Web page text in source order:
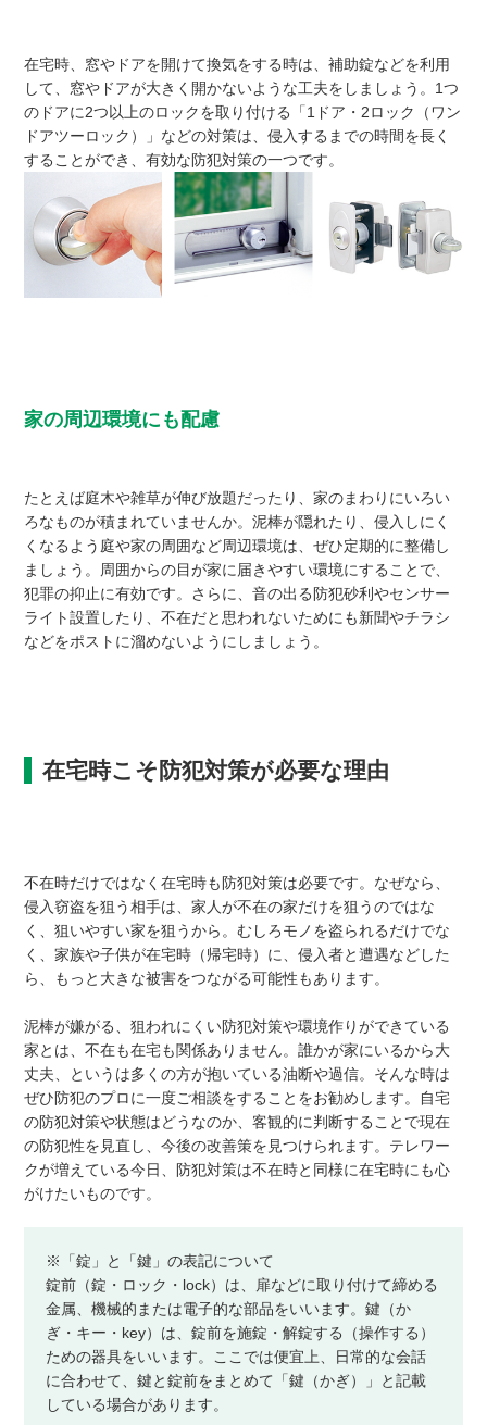
在宅時、窓やドアを開けて換気をする時は、補助錠などを利用
して、窓やドアが大きく開かないような工夫をしましょう。1つ
のドアに2つ以上のロックを取り付ける「1ドア・2ロック（ワン
ドアツーロック）」などの対策は、侵入するまでの時間を長く
することができ、有効な防犯対策の一つです。
家の周辺環境にも配慮
たとえば庭木や雑草が伸び放題だったり、家のまわりにいろい
ろなものが積まれていませんか。泥棒が隠れたり、侵入しにく
くなるよう庭や家の周囲など周辺環境は、ぜひ定期的に整備し
ましょう。周囲からの目が家に届きやすい環境にすることで、
犯罪の抑止に有効です。さらに、音の出る防犯砂利やセンサー
ライト設置したり、不在だと思われないためにも新聞やチラシ
などをポストに溜めないようにしましょう。
在宅時こそ防犯対策が必要な理由
不在時だけではなく在宅時も防犯対策は必要です。なぜなら、
侵入窃盗を狙う相手は、家人が不在の家だけを狙うのではな
く、狙いやすい家を狙うから。むしろモノを盗られるだけでな
く、家族や子供が在宅時（帰宅時）に、侵入者と遭遇などした
ら、もっと大きな被害をつながる可能性もあります。
泥棒が嫌がる、狙われにくい防犯対策や環境作りができている
家とは、不在も在宅も関係ありません。誰かが家にいるから大
丈夫、というは多くの方が抱いている油断や過信。そんな時は
ぜひ防犯のプロに一度ご相談をすることをお勧めします。自宅
の防犯対策や状態はどうなのか、客観的に判断することで現在
の防犯性を見直し、今後の改善策を見つけられます。テレワー
クが増えている今日、防犯対策は不在時と同様に在宅時にも心
がけたいものです。
※「錠」と「鍵」の表記について
錠前（錠・ロック・lock）は、扉などに取り付けて締める
金属、機械的または電子的な部品をいいます。鍵（か
ぎ・キー・key）は、錠前を施錠・解錠する（操作する）
ための器具をいいます。ここでは便宜上、日常的な会話
に合わせて、鍵と錠前をまとめて「鍵（かぎ）」と記載
している場合があります。